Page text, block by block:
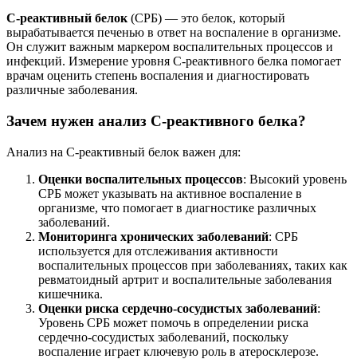
С-реактивный белок (СРБ) — это белок, который
вырабатывается печенью в ответ на воспаление в организме.
Он служит важным маркером воспалительных процессов и
инфекций. Измерение уровня С-реактивного белка помогает
врачам оценить степень воспаления и диагностировать
различные заболевания.
Зачем нужен анализ С-реактивного белка?
Анализ на С-реактивный белок важен для:
Оценки воспалительных процессов: Высокий уровень
СРБ может указывать на активное воспаление в
организме, что помогает в диагностике различных
заболеваний.
Мониторинга хронических заболеваний: СРБ
используется для отслеживания активности
воспалительных процессов при заболеваниях, таких как
ревматоидный артрит и воспалительные заболевания
кишечника.
Оценки риска сердечно-сосудистых заболеваний:
Уровень СРБ может помочь в определении риска
сердечно-сосудистых заболеваний, поскольку
воспаление играет ключевую роль в атеросклерозе.